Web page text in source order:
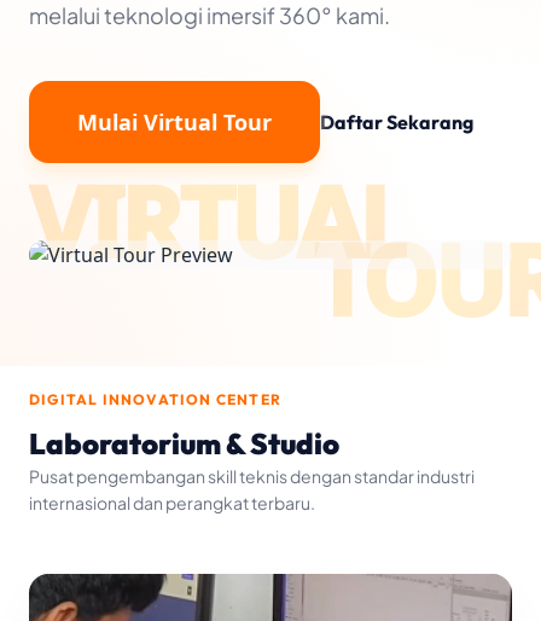
melalui teknologi imersif 360° kami.
Mulai Virtual Tour Daftar Sekarang
VIRTUAL
360VIEW
IMMERSIVE ENVIRONMENT
DIGITAL INNOVATION CENTER
Laboratorium & Studio
Pusat pengembangan skill teknis dengan standar industri
internasional dan perangkat terbaru.